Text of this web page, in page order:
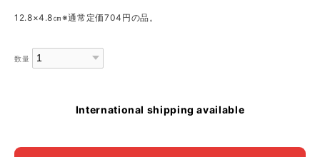
12.8×4.8㎝※通常定価704円の品。
数量
International shipping available